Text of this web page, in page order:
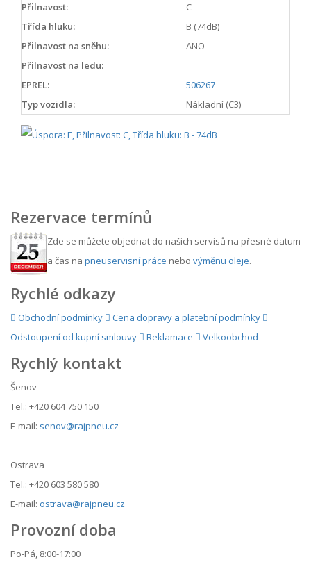
Přilnavost:
C
Třída hluku:
B (74dB)
Přilnavost na sněhu:
ANO
Přilnavost na ledu:
EPREL:
506267
Typ vozidla:
Nákladní (C3)
Rezervace termínů
Zde se můžete objednat do našich servisů na přesné datum
a čas na pneuservisní práce nebo výměnu oleje.
Rychlé odkazy
Obchodní podmínky
Cena dopravy a platební podmínky
Odstoupení od kupní smlouvy
Reklamace Velkoobchod
Rychlý kontakt
Šenov
Tel.: +420 604 750 150
E-mail: senov@rajpneu.cz
Ostrava
Tel.: +420 603 580 580
E-mail: ostrava@rajpneu.cz
Provozní doba
Po-Pá, 8:00-17:00